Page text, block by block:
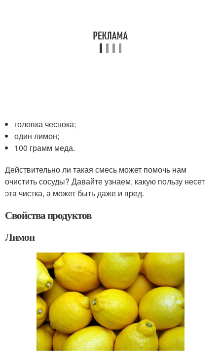
головка чеснока;
один лимон;
100 грамм меда.
Действительно ли такая смесь может помочь нам
очистить сосуды? Давайте узнаем, какую пользу несет
эта чистка, а может быть даже и вред.
Свойства продуктов
Лимон